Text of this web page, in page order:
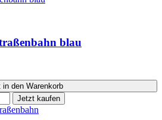
blau
in den Warenkorb
Jetzt kaufen